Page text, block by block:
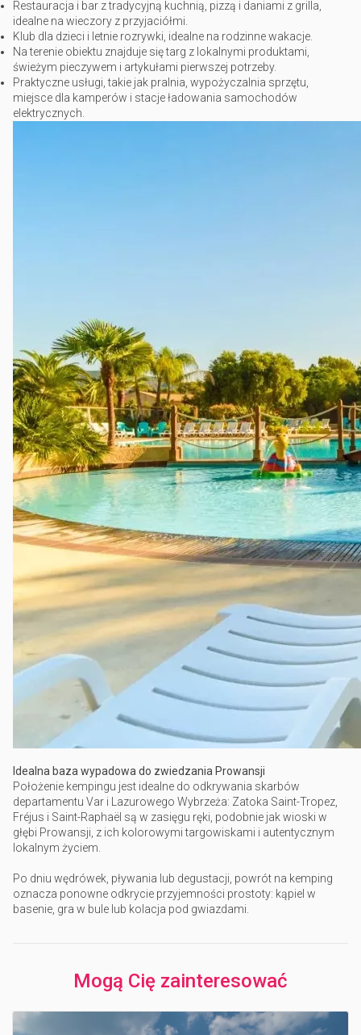
Restauracja i bar z tradycyjną kuchnią, pizzą i daniami z grilla,
idealne na wieczory z przyjaciółmi.
Klub dla dzieci i letnie rozrywki, idealne na rodzinne wakacje.
Na terenie obiektu znajduje się targ z lokalnymi produktami,
świeżym pieczywem i artykułami pierwszej potrzeby.
Praktyczne usługi, takie jak pralnia, wypożyczalnia sprzętu,
miejsce dla kamperów i stacje ładowania samochodów
elektrycznych.
Idealna baza wypadowa do zwiedzania Prowansji
Położenie kempingu jest idealne do odkrywania skarbów
departamentu Var i Lazurowego Wybrzeża: Zatoka Saint-Tropez,
Fréjus i Saint-Raphaël są w zasięgu ręki, podobnie jak wioski w
głębi Prowansji, z ich kolorowymi targowiskami i autentycznym
lokalnym życiem.
Po dniu wędrówek, pływania lub degustacji, powrót na kemping
oznacza ponowne odkrycie przyjemności prostoty: kąpiel w
basenie, gra w bule lub kolacja pod gwiazdami.
Mogą Cię zainteresować